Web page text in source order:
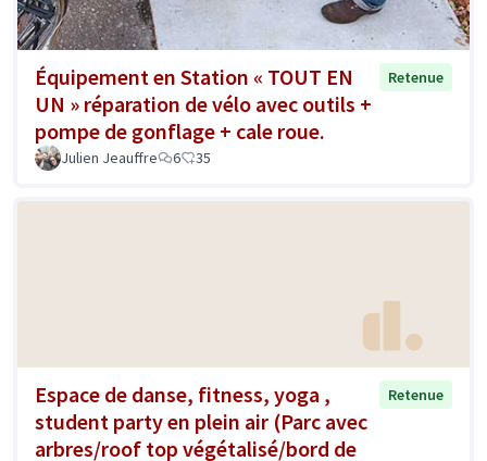
Équipement en Station « TOUT EN
UN » réparation de vélo avec outils +
pompe de gonflage + cale roue.
Retenue
Julien Jeauffre 6 35
Espace de danse, fitness, yoga ,
student party en plein air (Parc avec
arbres/roof top végétalisé/bord de
Retenue